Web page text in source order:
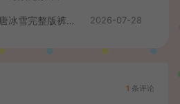
战神引擎传奇手游【大唐冰雪完整版裤衩7.0免授权】最新整理Win系特色服务端+GM授权后台+安卓苹果双端+详细搭建教程 2026-07-28
1 条评论